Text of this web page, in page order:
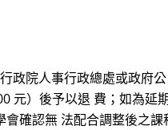
政院人事行政總處或政府
元）後予以退 費；如為延
會確認無 法配合調整後之